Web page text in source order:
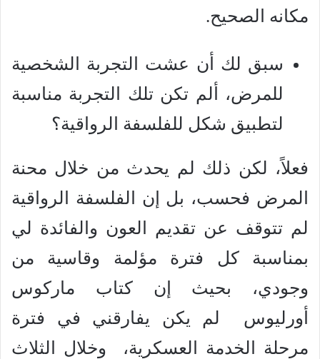
مكانه الصحيح.
سبق لك أن عشت التجربة الشخصية
للمرض، ألم تكن تلك التجربة مناسبة
لتطبيق شكل للفلسفة الرواقية؟
فعلاً، لكن ذلك لم يحدث من خلال محنة
المرض فحسب، بل إن الفلسفة الرواقية
لم تتوقف عن تقديم العون والفائدة لي
بمناسبة كل فترة مؤلمة وقاسية من
وجودي، بحيث إن كتاب ماركوس
أورليوس لم يكن يفارقني في فترة
مرحلة الخدمة العسكرية، وخلال الثلاث